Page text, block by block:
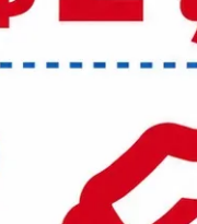
定片+ TPU+Solid EVA